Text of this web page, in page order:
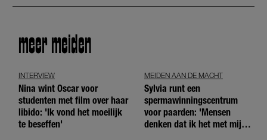
meer meiden
INTERVIEW
Nina wint Oscar voor
studenten met film over haar
libido: 'Ik vond het moeilijk
te beseffen'
MEIDEN AAN DE MACHT
Sylvia runt een
spermawinningscentrum
voor paarden: 'Mensen
denken dat ik het met mijn